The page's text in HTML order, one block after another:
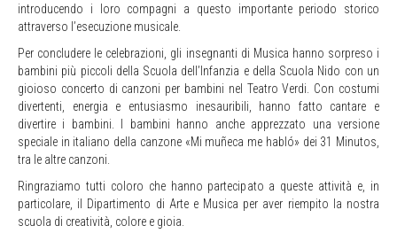
introducendo i loro compagni a questo importante periodo storico
attraverso l’esecuzione musicale.
Per concludere le celebrazioni, gli insegnanti di Musica hanno sorpreso i
bambini più piccoli della Scuola dell’Infanzia e della Scuola Nido con un
gioioso concerto di canzoni per bambini nel Teatro Verdi. Con costumi
divertenti, energia e entusiasmo inesauribili, hanno fatto cantare e
divertire i bambini. I bambini hanno anche apprezzato una versione
speciale in italiano della canzone «Mi muñeca me habló» dei 31 Minutos,
tra le altre canzoni.
Ringraziamo tutti coloro che hanno partecipato a queste attività e, in
particolare, il Dipartimento di Arte e Musica per aver riempito la nostra
scuola di creatività, colore e gioia.